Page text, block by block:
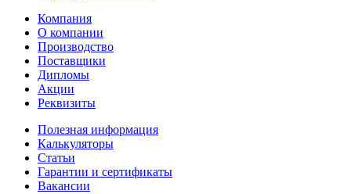
Компания
О компании
Производство
Поставщики
Дипломы
Акции
Реквизиты
Полезная информация
Калькуляторы
Статьи
Гарантии и сертификаты
Вакансии